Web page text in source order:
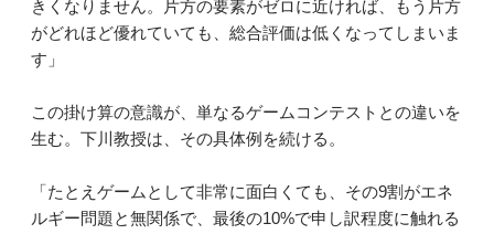
きくなりません。片方の要素がゼロに近ければ、もう片方
がどれほど優れていても、総合評価は低くなってしまいま
す」
この掛け算の意識が、単なるゲームコンテストとの違いを
生む。下川教授は、その具体例を続ける。
「たとえゲームとして非常に面白くても、その9割がエネ
ルギー問題と無関係で、最後の10%で申し訳程度に触れる